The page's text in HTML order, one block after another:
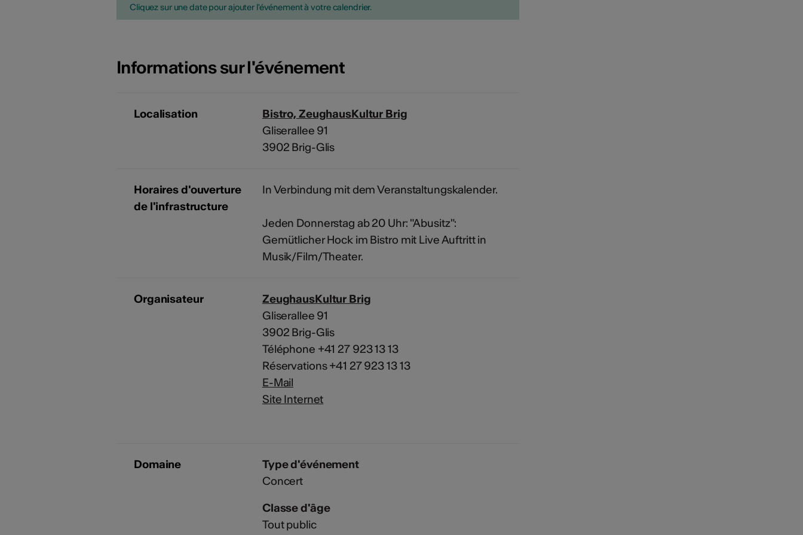
Cliquez sur une date pour ajouter l'événement à votre calendrier.
Informations sur l'événement
Localisation
Bistro, ZeughausKultur Brig
Gliserallee 91
3902 Brig-Glis
Horaires d'ouverture
de l'infrastructure
In Verbindung mit dem Veranstaltungskalender.
Jeden Donnerstag ab 20 Uhr: "Abusitz":
Gemütlicher Hock im Bistro mit Live Auftritt in
Musik/Film/Theater.
Organisateur
ZeughausKultur Brig
Gliserallee 91
3902 Brig-Glis
Téléphone +41 27 923 13 13
Réservations +41 27 923 13 13
E-Mail
Site Internet
Domaine
Type d'événement
Concert
Classe d'âge
Tout public